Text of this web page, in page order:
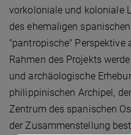
vorkoloniale und koloniale
des ehemaligen
"pantropische" Perspektive
Rahmen des Projekts
und archäologische
philippinischen Archipel,
Zentrum des spanischen
der Zusammenstellung